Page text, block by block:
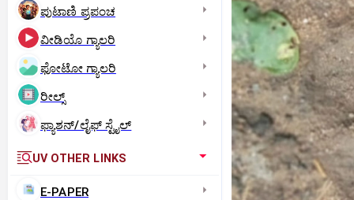
ಪುಟಾಣಿ ಪ್ರಪಂಚ
ವೀಡಿಯೊ ಗ್ಯಾಲರಿ
ಫೋಟೋ ಗ್ಯಾಲರಿ
ರೀಲ್ಸ್
ಫ್ಯಾಶನ್/ಲೈಫ್‌ ಸ್ಟೈಲ್
UV OTHER LINKS
E-PAPER